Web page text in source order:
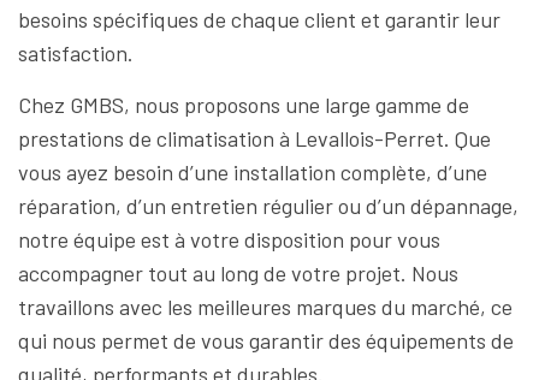
besoins spécifiques de chaque client et garantir leur
satisfaction.
Chez GMBS, nous proposons une large gamme de
prestations de climatisation à Levallois-Perret. Que
vous ayez besoin d’une installation complète, d’une
réparation, d’un entretien régulier ou d’un dépannage,
notre équipe est à votre disposition pour vous
accompagner tout au long de votre projet. Nous
travaillons avec les meilleures marques du marché, ce
qui nous permet de vous garantir des équipements de
qualité, performants et durables.